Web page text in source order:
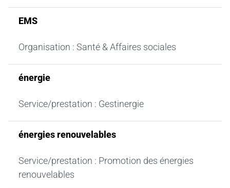
EMS
Organisation : Santé & Affaires sociales
énergie
Service/prestation : Gestinergie
énergies renouvelables
Service/prestation : Promotion des énergies
renouvelables